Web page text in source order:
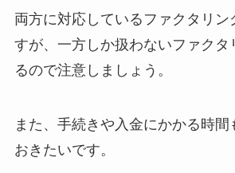
両方に対応しているファクタリン
すが、一方しか扱わないファクタ
るので注意しましょう。
また、手続きや入金にかかる時間
おきたいです。